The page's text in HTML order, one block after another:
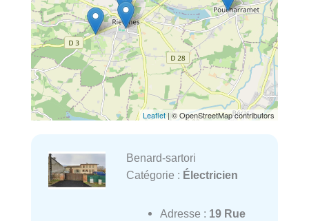
Leaflet | © OpenStreetMap contributors
Benard-sartori
Catégorie : Électricien
Adresse : 19 Rue